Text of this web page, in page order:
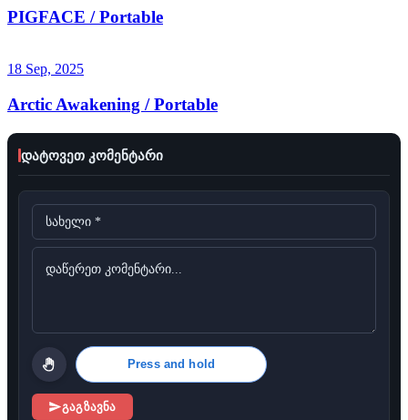
PIGFACE / Portable
18 Sep, 2025
Arctic Awakening / Portable
დატოვეთ კომენტარი
Press and hold
გაგზავნა